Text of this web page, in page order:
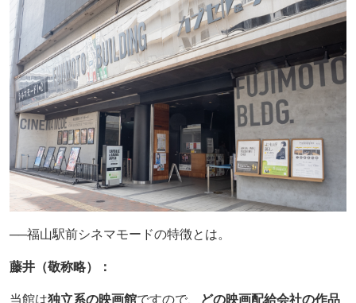
──福山駅前シネマモードの特徴とは。
藤井（敬称略）：
当館は独立系の映画館ですので、
どの映画配給会社の作品